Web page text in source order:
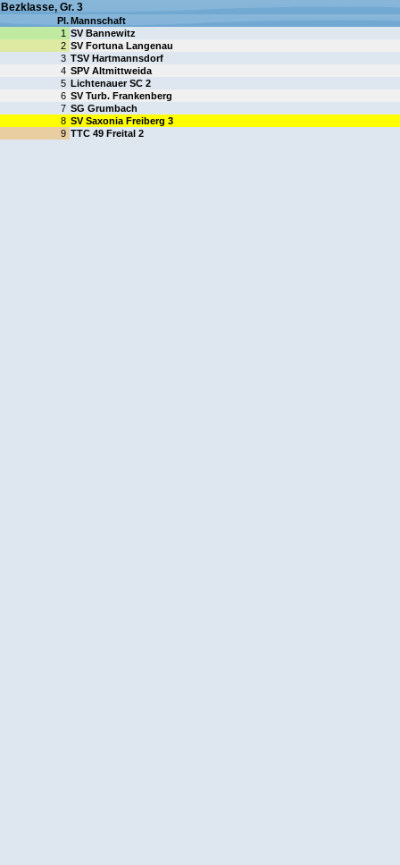
Bezklasse, Gr. 3
Pl.Mannschaft
1 SV Bannewitz
2 SV Fortuna Langenau
3 TSV Hartmannsdorf
4 SPV Altmittweida
5 Lichtenauer SC 2
6 SV Turb. Frankenberg
7 SG Grumbach
8 SV Saxonia Freiberg 3
9 TTC 49 Freital 2